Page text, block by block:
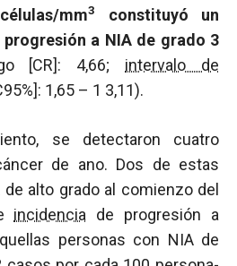
mm3
constituyó un
a NIA de grado 3
[CR]: 4,66; intervalo de
1,65 – 1 3,11).
se detectaron cuatro
de ano. Dos de estas
alto grado al comienzo del
incidencia de progresión a
personas con NIA de